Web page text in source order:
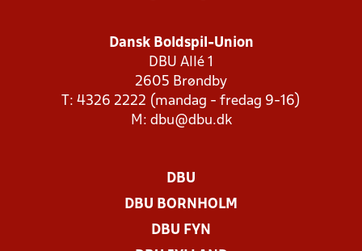
Dansk Boldspil-Union
DBU Allé 1
2605 Brøndby
T: 4326 2222 (mandag - fredag 9-16)
M: dbu@dbu.dk
DBU
DBU BORNHOLM
DBU FYN